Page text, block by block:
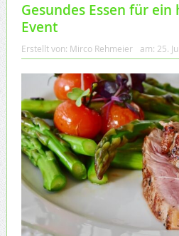
Gesundes Essen für
Event
Erstellt von: Mirco Rehmeier am: 25.